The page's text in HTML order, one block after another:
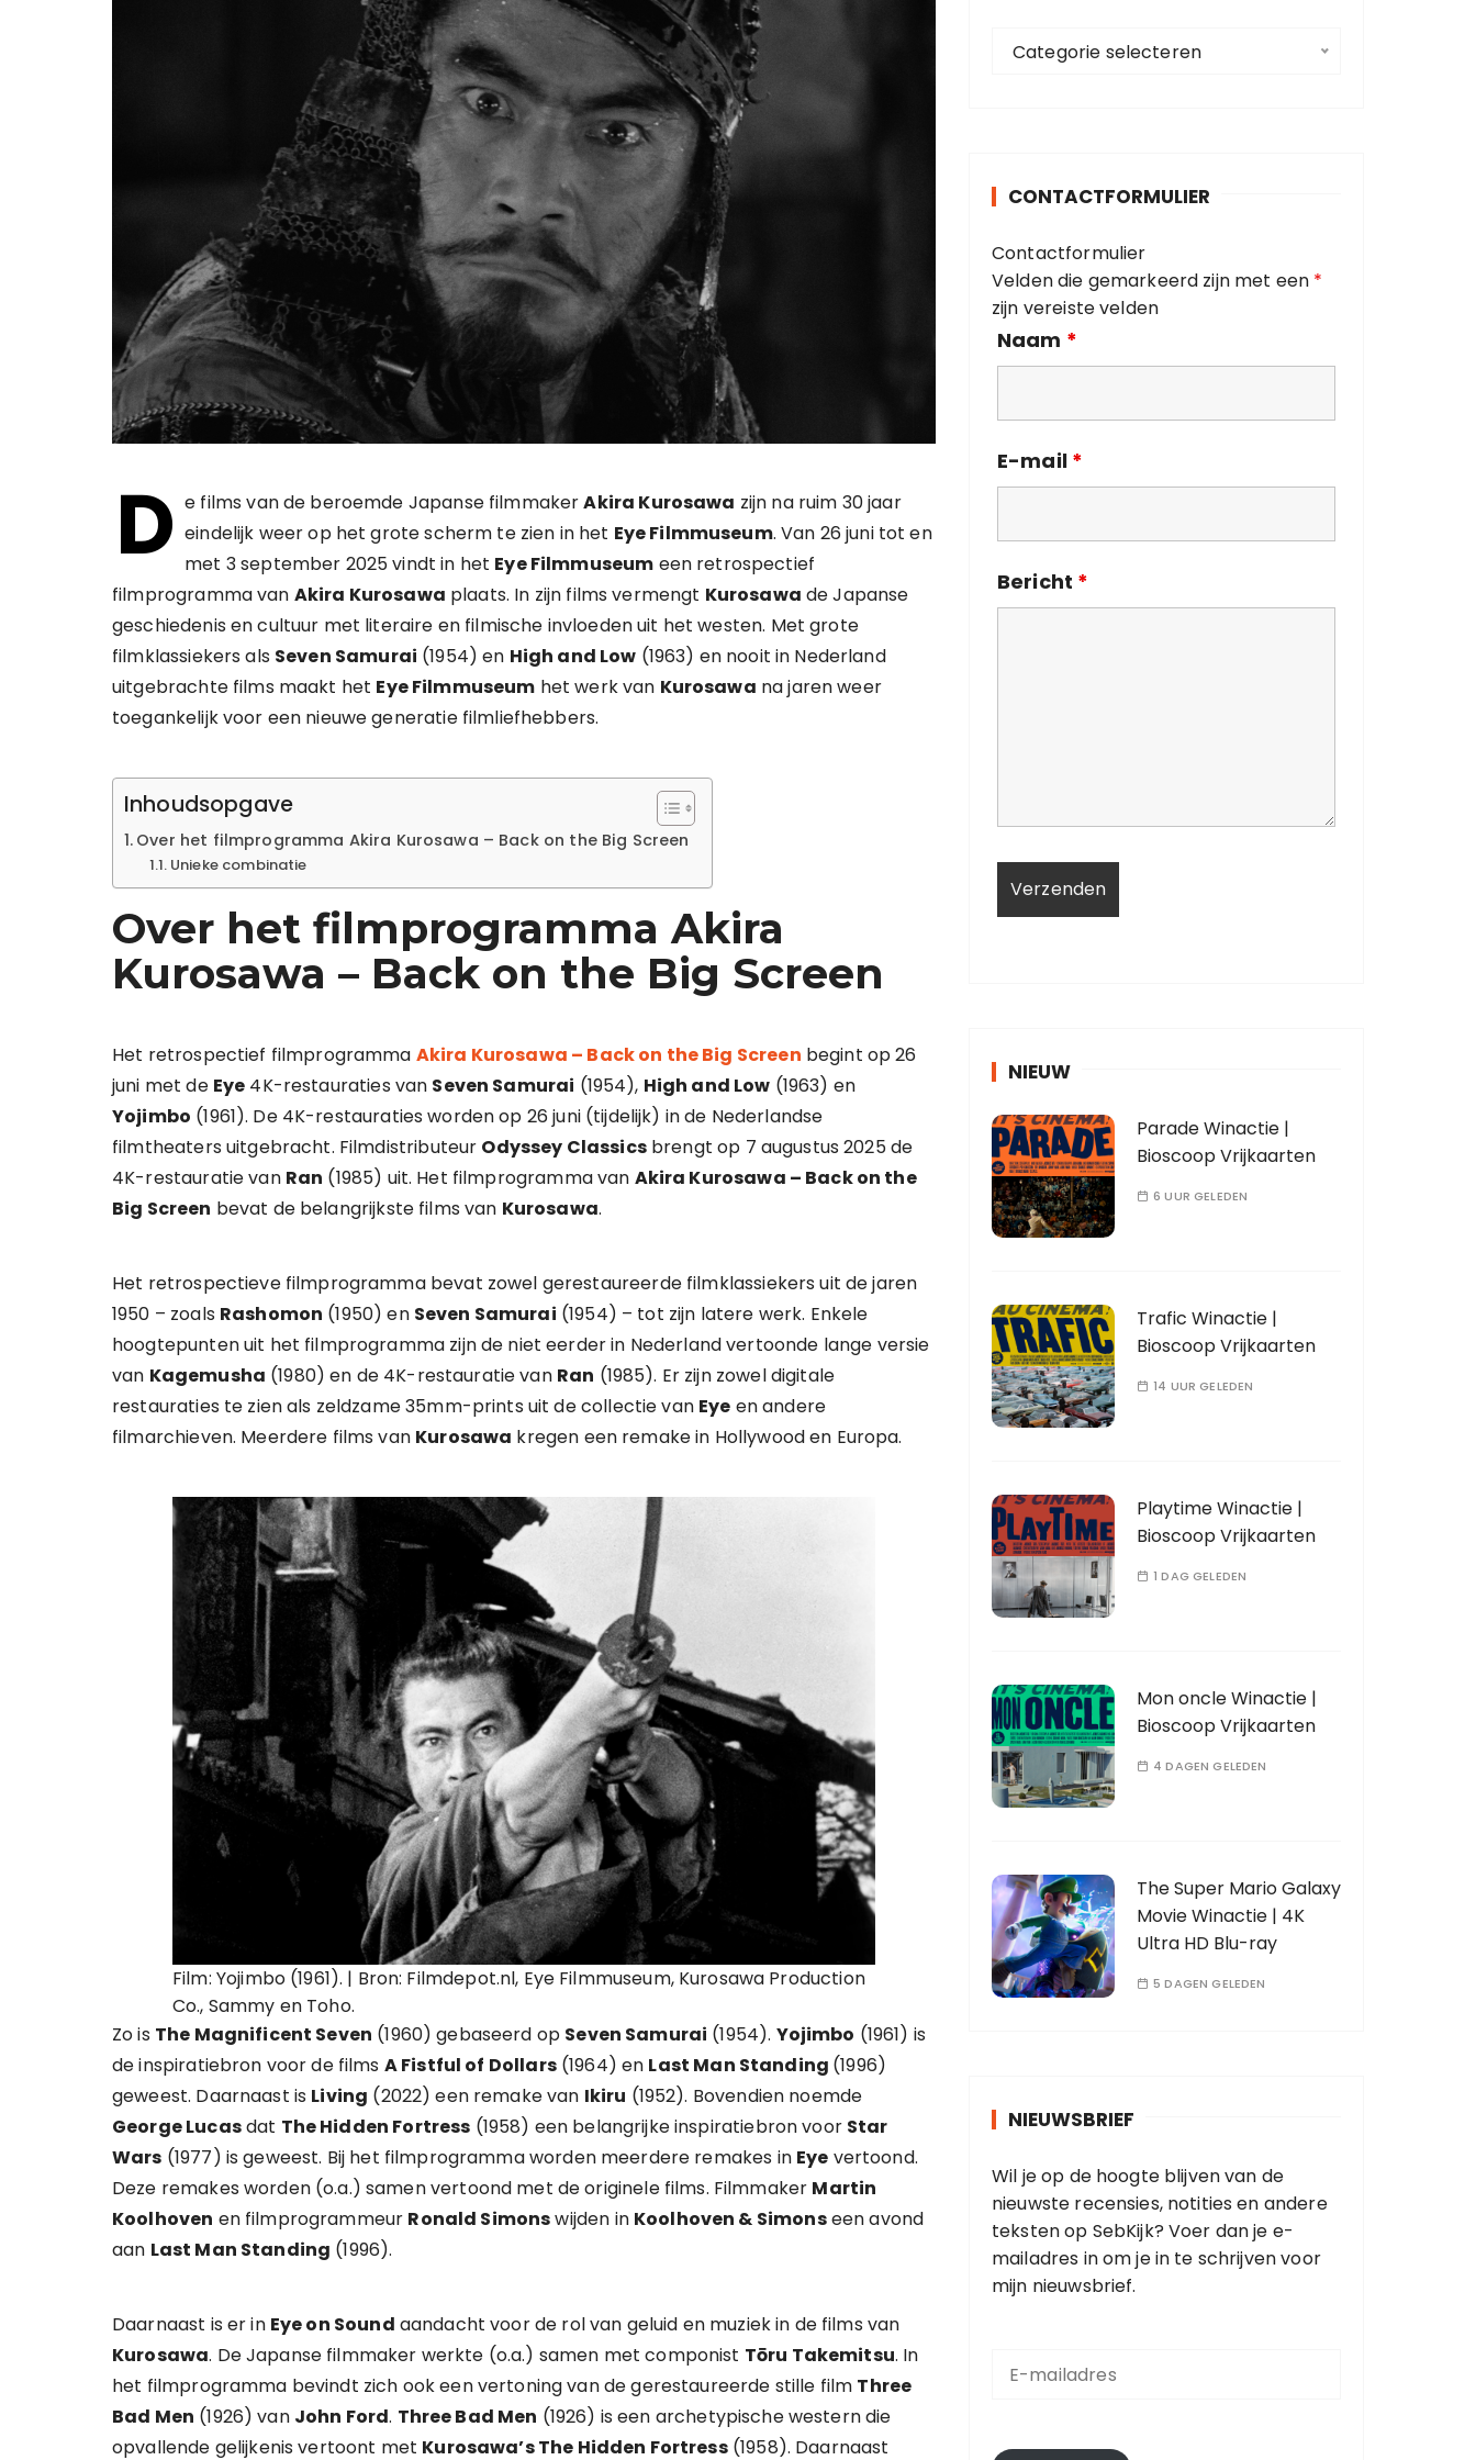
D e films van de beroemde Japanse filmmakerAkira Kurosawa zijn na ruim 30 jaar
eindelijk weer op het grote scherm te zien in het Eye Filmmuseum. Van 26 juni tot en
met 3 september 2025 vindt in het Eye Filmmuseum een retrospectief
filmprogramma van Akira Kurosawa plaats. In zijn films vermengt Kurosawa de Japanse
geschiedenis en cultuur met literaire en filmische invloeden uit het westen. Met grote
filmklassiekers als Seven Samurai (1954) en High and Low (1963) en nooit in Nederland
uitgebrachte films maakt het Eye Filmmuseum het werk van Kurosawa na jaren weer
toegankelijk voor een nieuwe generatie filmliefhebbers.
Inhoudsopgave
Over het filmprogramma Akira Kurosawa – Back on the Big Screen
Unieke combinatie
Over het filmprogramma Akira
Kurosawa – Back on the Big Screen
Het retrospectief filmprogramma Akira Kurosawa – Back on the Big Screen begint op 26
juni met de Eye 4K-restauraties van Seven Samurai (1954), High and Low (1963) en
Yojimbo (1961). De 4K-restauraties worden op 26 juni (tijdelijk) in de Nederlandse
filmtheaters uitgebracht. Filmdistributeur Odyssey Classicsbrengt op 7 augustus 2025 de
4K-restauratie van Ran (1985) uit. Het filmprogramma van Akira Kurosawa – Back on the
Big Screen bevat de belangrijkste films van Kurosawa.
Het retrospectieve filmprogramma bevat zowel gerestaureerde filmklassiekers uit de jaren
1950 – zoals Rashomon (1950) en Seven Samurai (1954) – tot zijn latere werk. Enkele
hoogtepunten uit het filmprogramma zijn de niet eerder in Nederland vertoonde lange versie
van Kagemusha (1980) en de 4K-restauratie van Ran (1985). Er zijn zowel digitale
restauraties te zien als zeldzame 35mm-prints uit de collectie van Eye en andere
filmarchieven. Meerdere films van Kurosawa kregen een remake in Hollywood en Europa.
Film: Yojimbo (1961). | Bron: Filmdepot.nl, Eye Filmmuseum, Kurosawa Production
Co., Sammy en Toho.
Zo is The Magnificent Seven (1960) gebaseerd op Seven Samurai (1954). Yojimbo (1961) is
de inspiratiebron voor de films A Fistful of Dollars(1964) en Last Man Standing (1996)
geweest. Daarnaast is Living (2022) een remake van Ikiru (1952). Bovendien noemde
George Lucasdat The Hidden Fortress (1958) een belangrijke inspiratiebron voor Star
Wars (1977) is geweest. Bij het filmprogramma worden meerdere remakes in Eye vertoond.
Deze remakes worden (o.a.) samen vertoond met de originele films. Filmmaker Martin
Koolhoven en filmprogrammeur Ronald Simonswijden in Koolhoven & Simonseen avond
aan Last Man Standing (1996).
Daarnaast is er in Eye on Sound aandacht voor de rol van geluid en muziek in de films van
Kurosawa. De Japanse filmmaker werkte (o.a.) samen met componist Tōru Takemitsu. In
het filmprogramma bevindt zich ook een vertoning van de gerestaureerde stille film Three
Bad Men (1926) van John Ford. Three Bad Men (1926) is een archetypische western die
opvallende gelijkenis vertoont met Kurosawa’s The Hidden Fortress(1958). Daarnaast
r
e
ë
n
Categorie selecteren
CONTACTFORMULIER
Contactformulier
Velden die gemarkeerd zijn met een *
zijn vereiste velden
Naam *
E-mail *
Bericht *
NIEUW
Parade Winactie |
Bioscoop Vrijkaarten
6 UUR GELEDEN
Trafic Winactie |
Bioscoop Vrijkaarten
14 UUR GELEDEN
Playtime Winactie |
Bioscoop Vrijkaarten
1 DAG GELEDEN
Mon oncle Winactie |
Bioscoop Vrijkaarten
4 DAGEN GELEDEN
The Super Mario Galaxy
Movie Winactie | 4K
Ultra HD Blu-ray
5 DAGEN GELEDEN
NIEUWSBRIEF
Wil je op de hoogte blijven van de
nieuwste recensies, notities en andere
teksten op SebKijk? Voer dan je e-
mailadres in om je in te schrijven voor
mijn nieuwsbrief.